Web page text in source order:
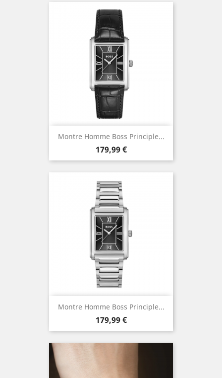
Montre Homme Boss Principle...
Prix
179,99 €
Montre Homme Boss Principle...
Prix
179,99 €